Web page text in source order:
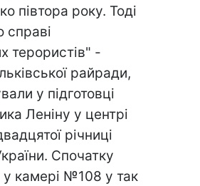
півтора року. Тоді
справі
терористів" -
райради,
у підготовці
Леніну у центрі
річниці
Спочатку
у камері №108 у так